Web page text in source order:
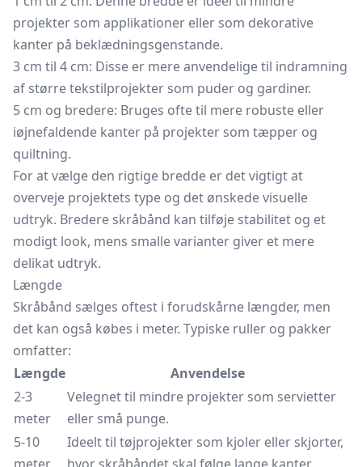
projekter som applikationer eller som dekorative
kanter på beklædningsgenstande.
3 cm til 4 cm: Disse er mere anvendelige til indramning
af større tekstilprojekter som puder og gardiner.
5 cm og bredere: Bruges ofte til mere robuste eller
iøjnefaldende kanter på projekter som tæpper og
quiltning.
For at vælge den rigtige bredde er det vigtigt at
overveje projektets type og det ønskede visuelle
udtryk. Bredere skråbånd kan tilføje stabilitet og et
modigt look, mens smalle varianter giver et mere
delikat udtryk.
Længde
Skråbånd sælges oftest i forudskårne længder, men
det kan også købes i meter. Typiske ruller og pakker
omfatter:
Længde
Anvendelse
2-3
meter
Velegnet til mindre projekter som servietter
eller små punge.
5-10
Ideelt til tøjprojekter som kjoler eller skjorter,